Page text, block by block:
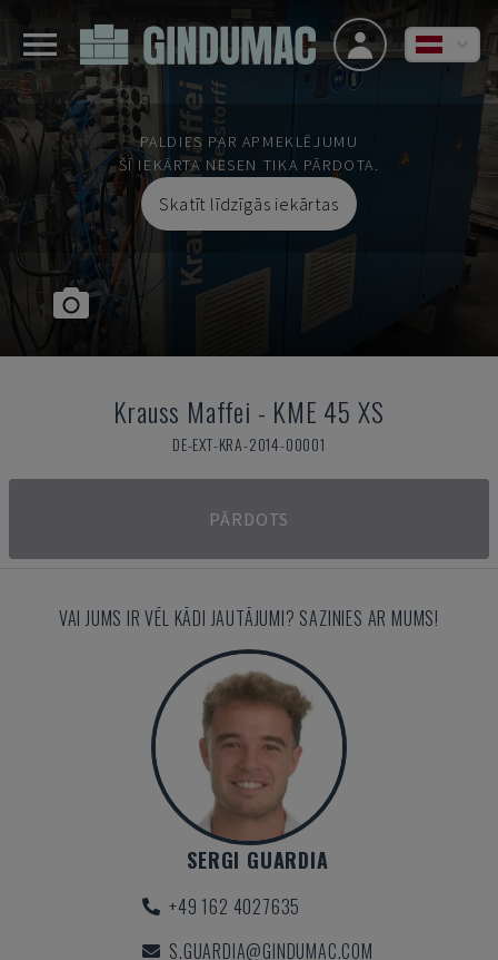
PALDIES PAR APMEKLĒJUMU
ŠĪ IEKĀRTA NESEN TIKA PĀRDOTA.
Skatīt līdzīgās iekārtas
Krauss Maffei - KME 45 XS
DE-EXT-KRA-2014-00001
PĀRDOTS
VAI JUMS IR VĒL KĀDI JAUTĀJUMI? SAZINIES AR MUMS!
SERGI GUARDIA
+49 162 4027635
S.GUARDIA@GINDUMAC.COM